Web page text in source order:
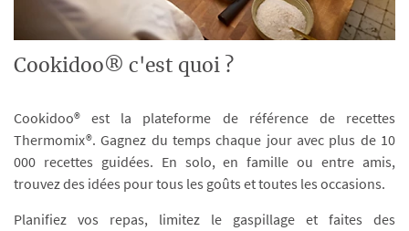
Cookidoo® c'est quoi ?
Cookidoo® est la plateforme de référence de recettes
Thermomix®. Gagnez du temps chaque jour avec plus de 10
000 recettes guidées. En solo, en famille ou entre amis,
trouvez des idées pour tous les goûts et toutes les occasions.
Planifiez vos repas, limitez le gaspillage et faites des